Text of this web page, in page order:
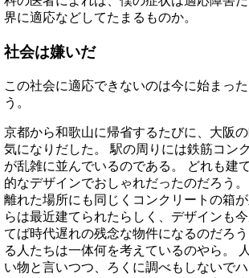
界に適応などしてたまるものか。
社会は嫌いだ
この社会に適応できないのは今に始まっ
う。
京都から和歌山に帰省するたびに、大阪
気になりだした。 駅の周りには鉄筋コン
が乱雑に並んでいるのである。 どれも建
的なデザインでおしゃれだったのだろう
離れた場所にも同じくコンクリートの箱
らは最近建てられたらしく、デザインも
てば時代遅れの残念な物件になるのだろ
る人たちは一体何を考えているのやら。
い物と言いつつ、ろくに調べもしないで